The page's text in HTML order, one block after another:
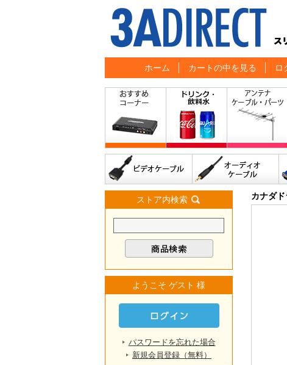
ホーム カートの中を見る ロ
ストア内検索
ようこそ ゲスト 様
パスワードを忘れた場合
新規会員登録（無料）
カナダ